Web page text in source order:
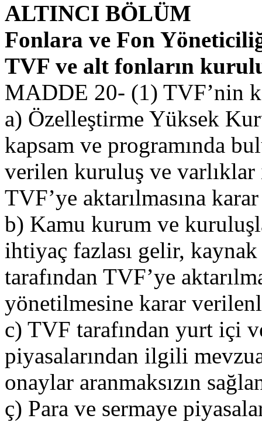
ALTINCI BÖLÜM
Fonlara ve Fon
TVF ve alt fonların
MADDE 20- (1) TVF’nin
a) Özelleştirme Yüksek
kapsam ve programında
verilen kuruluş ve
TVF’ye aktarılmasına
b) Kamu kurum ve
ihtiyaç fazlası gelir,
tarafından TVF’ye
yönetilmesine karar
c) TVF tarafından yurt içi
piyasalarından ilgili
onaylar aranmaksızın
ç) Para ve sermaye